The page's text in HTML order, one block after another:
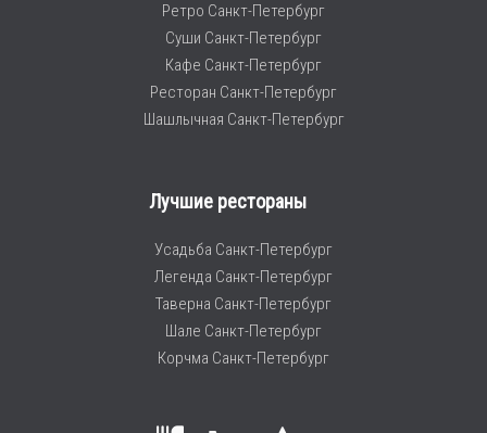
Ретро Санкт-Петербург
Суши Санкт-Петербург
Кафе Санкт-Петербург
Ресторан Санкт-Петербург
Шашлычная Санкт-Петербург
Лучшие рестораны
Усадьба Санкт-Петербург
Легенда Санкт-Петербург
Таверна Санкт-Петербург
Шале Санкт-Петербург
Корчма Санкт-Петербург